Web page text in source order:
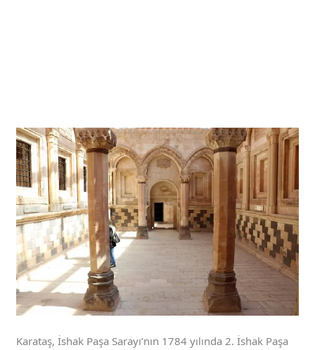
Karataş, İshak Paşa Sarayı’nın 1784 yılında 2. İshak Paşa